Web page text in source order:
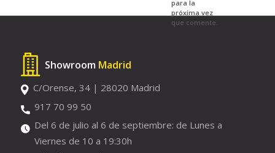
para la
próxima vez
que comente.
Showroom Madrid
C/Orense, 34 | 28020 Madrid
917 70 99 50
Del 6 de julio al 6 de septiembre: de Lunes a
Viernes de 10 a 19:30h